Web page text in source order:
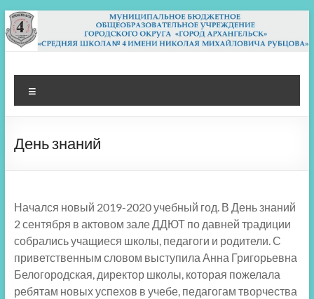
Перейти
к
содержимому
МБОУ СШ 4
Архангельск
День знаний
Начался новый 2019-2020 учебный год. В День знаний
2 сентября в актовом зале ДДЮТ по давней традиции
собрались учащиеся школы, педагоги и родители. С
приветственным словом выступила Анна Григорьевна
Белогородская, директор школы, которая пожелала
ребятам новых успехов в учебе, педагогам творчества